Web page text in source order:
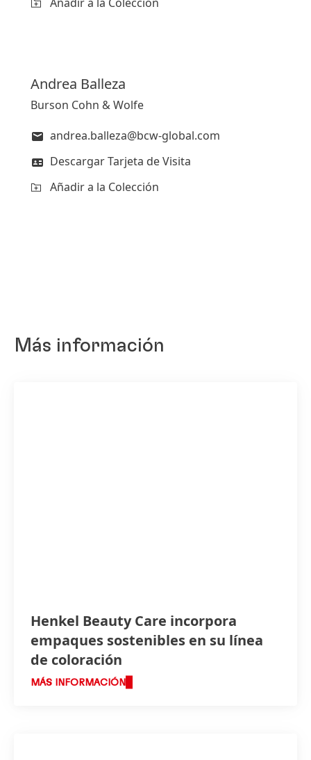
Andrea Balleza
Burson Cohn & Wolfe
andrea.balleza@bcw-global.com
Descargar Tarjeta de Visita
Añadir a la Colección
Más información
Henkel Beauty Care incorpora
empaques sostenibles en su línea
de coloración
MÁS INFORMACIÓN